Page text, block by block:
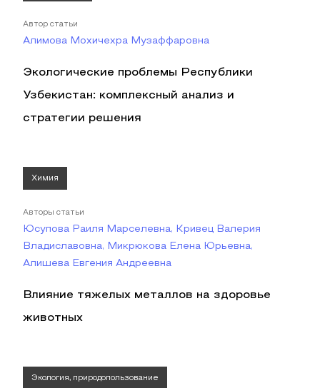
Автор статьи
Алимова Мохичехра Музаффаровна
Экологические проблемы Республики
Узбекистан: комплексный анализ и
стратегии решения
Химия
Авторы статьи
Юсупова Раиля Марселевна, Кривец Валерия
Владиславовна, Микрюкова Елена Юрьевна,
Алишева Евгения Андреевна
Влияние тяжелых металлов на здоровье
животных
Экология, природопользование